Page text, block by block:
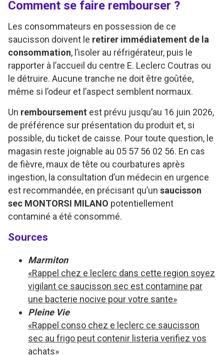
Comment se faire rembourser ?
Les consommateurs en possession de ce
saucisson doivent le retirer immédiatement de la
consommation, l’isoler au réfrigérateur, puis le
rapporter à l’accueil du centre E. Leclerc Coutras ou
le détruire. Aucune tranche ne doit être goûtée,
même si l’odeur et l’aspect semblent normaux.
Un remboursement est prévu jusqu’au 16 juin 2026,
de préférence sur présentation du produit et, si
possible, du ticket de caisse. Pour toute question, le
magasin reste joignable au 05 57 56 02 56. En cas
de fièvre, maux de tête ou courbatures après
ingestion, la consultation d’un médecin en urgence
est recommandée, en précisant qu’un saucisson
sec MONTORSI MILANO potentiellement
contaminé a été consommé.
Sources
Marmiton
«Rappel chez e leclerc dans cette region soyez
vigilant ce saucisson sec est contamine par
une bacterie nocive pour votre sante»
Pleine Vie
«Rappel conso chez e leclerc ce saucisson
sec au frigo peut contenir listeria verifiez vos
achats»